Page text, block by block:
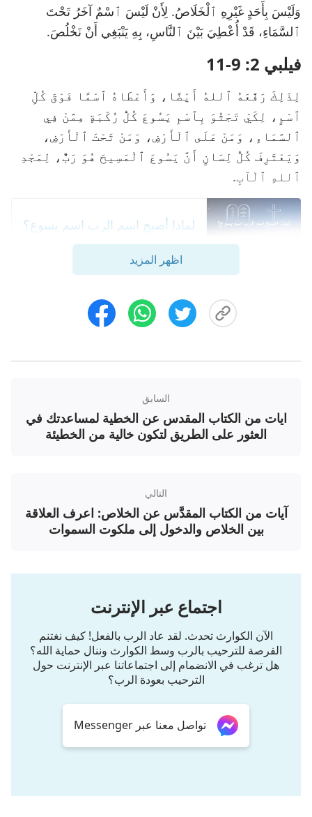
وَلَيْسَ بِأَحَدٍ غَيْرِهِ ٱلْخَلَاصُ. لِأَنْ لَيْسَ ٱسْمٌ آخَرُ تَحْتَ
ٱلسَّمَاءِ، قَدْ أُعْطِيَ بَيْنَ ٱلنَّاسِ، بِهِ يَنْبَغِي أَنْ نَخْلُصَ.
فيلبي 2: 9-11
لِذَلِكَ رَفَّعَهُ ٱللهُ أَيْضًا، وَأَعْطَاهُ ٱسْمًا فَوْقَ كُلِّ
ٱسْمٍ، لِكَيْ تَجْثُوَ بِٱسْمِ يَسُوعَ كُلُّ رُكْبَةٍ مِمَّنْ فِي
ٱلسَّمَاءِ، وَمَنْ عَلَى ٱلْأَرْضِ، وَمَنْ تَحْتَ ٱلْأَرْضِ،
وَيَعْتَرِفَ كُلُّ لِسَانٍ أَنَّ يَسُوعَ ٱلْمَسِيحَ هُوَ رَبٌّ، لِمَجْدِ
ٱللهِ ٱلْآبِ.
لماذا أصبح اسم الرب اسم يسوع؟
تنبأ اسم جديد الرب المرتجع في الوحي
يَعُودُ يَخْرُجُ إِلَى خَارِجٍ، وَأَكْتُبُ عَلَيْهِ ٱسْمَ إِلَهِي،
مِنَ ٱلسَّمَاءِ مِنْ عِنْدِ إِلَهِي، وَٱسْمِي ٱلْجَدِيدَ.
ٱلْكَائِنُ وَٱلَّذِي كَانَ وَٱلَّذِي يَأْتِي، ٱلْقَادِرُ عَلَى كُلِّ شَيْءٍ.
رؤيا 11: 16-17
عُرُوشِهِمْ، خَرُّوا عَلَى وُجُوهِهِمْ وَسَجَدُوا لِلهِ، قَائِلِينَ:
"نَشْكُرُكَ أَيُّهَا ٱلرَّبُّ ٱلْإِلَهُ ٱلْقَادِرُ عَلَى كُلِّ شَيْءٍ، ٱلْكَائِنُ
وَٱلَّذِي كَانَ وَٱلَّذِي يَأْتِي، لِأَنَّكَ أَخَذْتَ قُدْرَتَكَ ٱلْعَظِيمَةَ
وَمَلَكْتَ".
رؤيا 4: 8
وَٱلْأَرْبَعَةُ ٱلْحَيَوَانَاتُ لِكُلِّ وَاحِدٍ مِنْهَا سِتَّةُ أَجْنِحَةٍ حَوْلَهَا،
وَمِنْ دَاخِلٍ مَمْلُوَّةٌ عُيُونًا، وَلَا تَزَالُ نَهَارًا وَلَيْلًا قَائِلَةً:
"قُدُّوسٌ، قُدُّوسٌ، قُدُّوسٌ، ٱلرَّبُّ ٱلْإِلَهُ ٱلْقَادِرُ عَلَى كُلِّ
رؤيا 19: 6
اظهر المزيد
السابق
ايات من الكتاب المقدس عن الخطية لمساعدتك في
العثور على الطريق لتكون خالية من الخطيئة
التالي
آيات من الكتاب المقدَّس عن الخلاص: اعرف العلاقة
بين الخلاص والدخول إلى ملكوت السموات
اجتماع عبر الإنترنت
الآن الكوارث تحدث. لقد عاد الرب بالفعل! كيف نغتنم
الفرصة للترحيب بالرب وسط الكوارث وننال حماية الله؟
هل ترغب في الانضمام إلى اجتماعاتنا عبر الإنترنت حول
الترحيب بعودة الرب؟
تواصل معنا عبر Messenger